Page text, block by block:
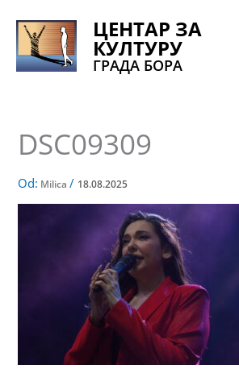
sadržaj
ЦЕНТАР ЗА
КУЛТУРУ
ГРАДА БОРА
DSC09309
Od: Milica/ 18.08.2025